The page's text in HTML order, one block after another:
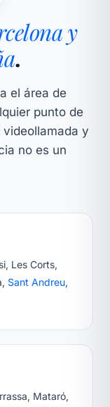
y
.
el área de
punto de
videollamada y
no es un
Les Corts,
Sant Andreu,
Mataró,